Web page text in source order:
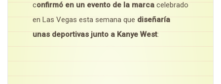
confirmó en un evento de la marca celebrado
en Las Vegas esta semana que diseñaría
unas deportivas junto a Kanye West: